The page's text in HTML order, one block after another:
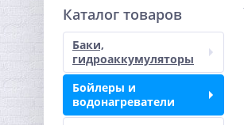
Каталог товаров
Баки,
гидроаккумуляторы
Бойлеры и
водонагреватели